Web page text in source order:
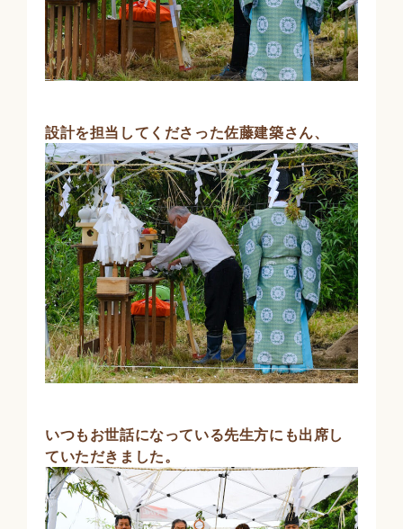
設計を担当してくださった佐藤建築さん、
いつもお世話になっている先生方にも出席し
ていただきました。